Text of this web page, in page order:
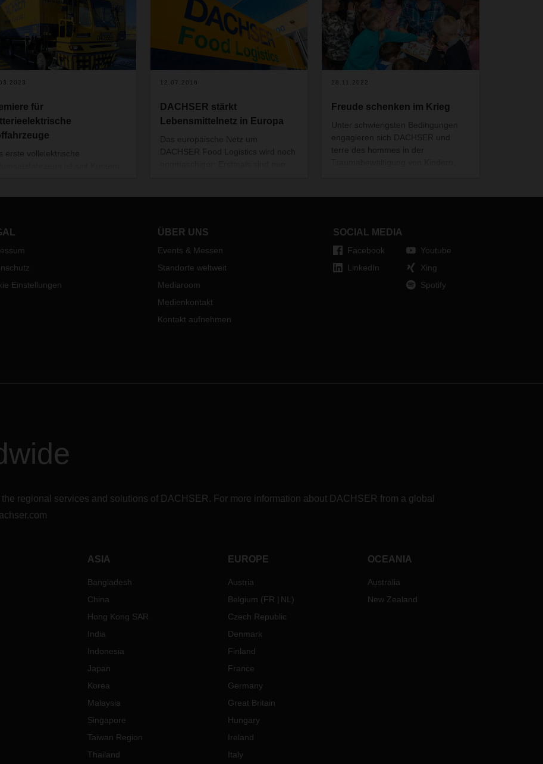
für
erste vollelektrische
Niederlassungen folgen.
12.07.2016
DACHSER stärkt
Lebensmittelnetz in Europa
Das europäische Netz um
DACHSER Food Logistics wird noch
Richtung Südosteuropa. Zudem
die Verteilung in Irland.
28.11.2022
Freude schenken im Krieg
Unter schwierigsten Bedingungen
engagieren sich DACHSER und
terre des hommes in der
Einstellungen
ÜBER UNS
Events & Messen
Standorte weltweit
Mediaroom
Medienkontakt
Kontakt aufnehmen
SOCIAL MEDIA
Facebook
LinkedIn
Youtube
Xing
Spotify
regional services and solutions of DACHSER. For more information about DACHSER from a global
ASIA
Bangladesh
China
Hong Kong SAR
India
Indonesia
Japan
Korea
Malaysia
Singapore
Taiwan Region
Thailand
EUROPE
Austria
Belgium (FR NL )
Czech Republic
Denmark
Finland
France
Germany
Great Britain
Hungary
Ireland
Italy
OCEANIA
Australia
New Zealand